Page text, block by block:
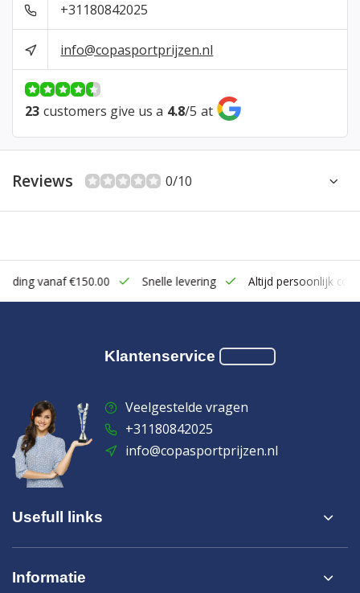
+31180842025
info@copasportprijzen.nl
23 customers give us a 4.8/5 at
Reviews 0/10
vanaf €150.00 Snelle levering Altijd persoonlijk
Klantenservice
Veelgestelde vragen
+31180842025
info@copasportprijzen.nl
Usefull links
Informatie